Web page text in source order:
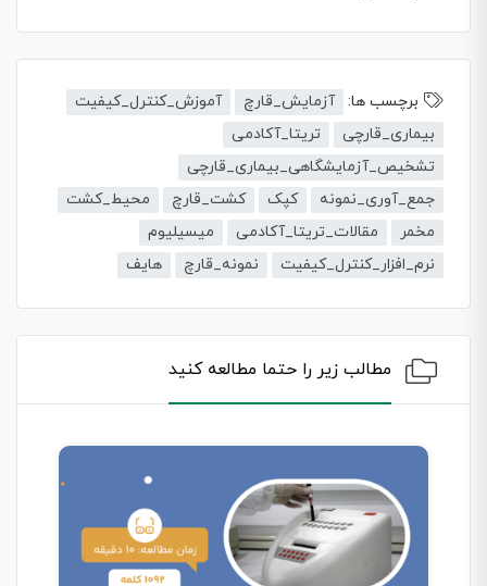
برچسب ها: آزمایش_قارچ
آموزش_کنترل_کیفیت
بیماری_قارچی
تریتا_آکادمی
تشخیص_آزمایشگاهی_بیماری_قارچی
جمع_آوری_نمونه
کپک کشت_قارچ
محیط_کشت
مخمر
مقالات_تریتا_آکادمی
میسیلیوم
نرم_افزار_کنترل_کیفیت
نمونه_قارچ هایف
مطالب زیر را حتما مطالعه کنید